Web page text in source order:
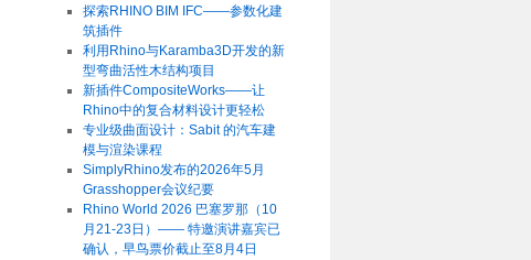
探索RHINO BIM IFC——参数化建
筑插件
利用Rhino与Karamba3D开发的新
型弯曲活性木结构项目
新插件CompositeWorks——让
Rhino中的复合材料设计更轻松
专业级曲面设计：Sabit 的汽车建
模与渲染课程
SimplyRhino发布的2026年5月
Grasshopper会议纪要
Rhino World 2026 巴塞罗那（10
月21-23日）—— 特邀演讲嘉宾已
确认，早鸟票价截止至8月4日